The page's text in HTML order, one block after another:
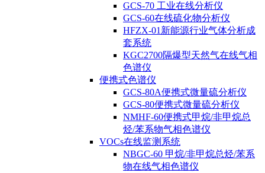
GCS-70 工业在线分析仪
GCS-60在线硫化物分析仪
HFZX-01新能源行业气体分析成
套系统
KGC2700隔爆型天然气在线气相
色谱仪
便携式色谱仪
GCS-80A便携式微量硫分析仪
GCS-80便携式微量硫分析仪
NMHF-60便携式甲烷/非甲烷总
烃/苯系物气相色谱仪
VOCs在线监测系统
NBGC-60 甲烷/非甲烷总烃/苯系
物在线气相色谱仪